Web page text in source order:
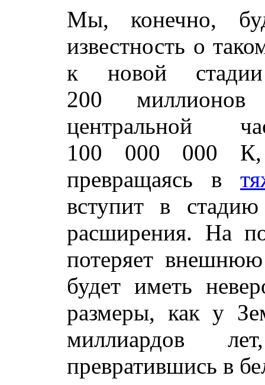
Мы, конечно,
известность о
к новой
200 миллионов
центральной
100 000 000 К,
превращаясь в
вступит в
расширения. На
потеряет
будет иметь
размеры, как у
миллиардов
превратившись в